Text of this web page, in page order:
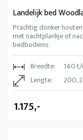
Landelijk bed
Prachtig donker
met nachtplankje of
bedbodems
Breedte:
140
Lengte:
200,
1.175,-